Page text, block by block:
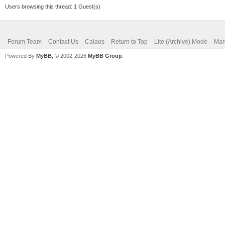
Users browsing this thread: 1 Guest(s)
Forum Team Contact Us Calaos Return to Top Lite (Archive) Mode
Powered By MyBB , © 2002-2026 MyBB Group